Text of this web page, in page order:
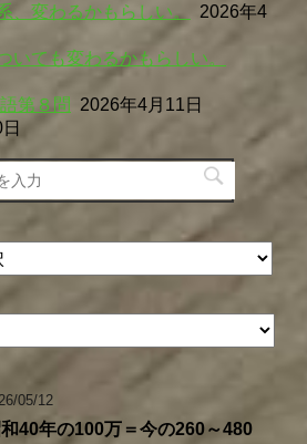
、変わるかもらしい。
2026年4
いても変わるかもらしい。
第８問
2026年4月11日
05/12
和40年の100万＝今の260～480